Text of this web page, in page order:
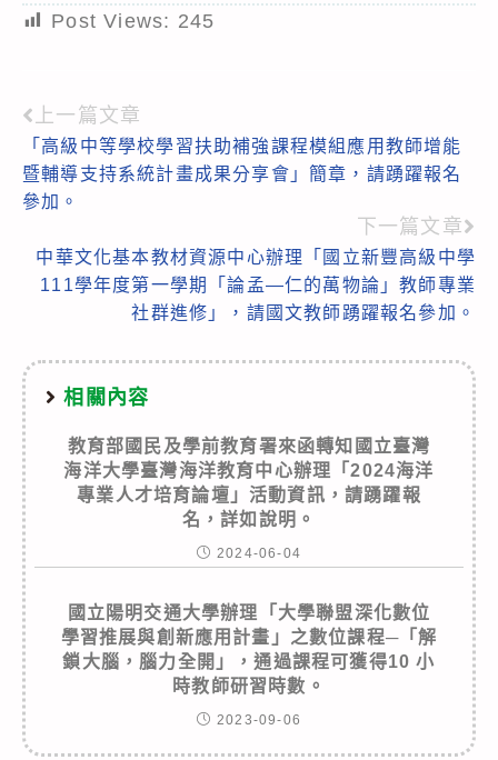
Post Views: 245
Read
more
articles
上一篇文章
「高級中等學校學習扶助補強課程模組應用教師增能
暨輔導支持系統計畫成果分享會」簡章，請踴躍報名
參加。
下一篇文章
中華文化基本教材資源中心辦理「國立新豐高級中學
111學年度第一學期「論孟—仁的萬物論」教師專業
社群進修」，請國文教師踴躍報名參加。
相關內容
教育部國民及學前教育署來函轉知國立臺灣
海洋大學臺灣海洋教育中心辦理「2024海洋
專業人才培育論壇」活動資訊，請踴躍報
名，詳如說明。
2024-06-04
國立陽明交通大學辦理「大學聯盟深化數位
學習推展與創新應用計畫」之數位課程─「解
鎖大腦，腦力全開」，通過課程可獲得10 小
時教師研習時數。
2023-09-06